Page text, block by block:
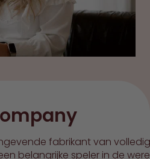
fabrikant van volledig
belangrijke speler in de